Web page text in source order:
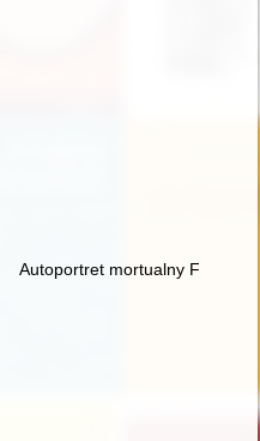
Autoportret mortualny